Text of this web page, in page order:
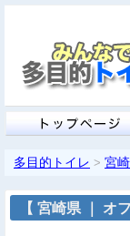
多目的トイレ > 宮
【 宮崎県 ｜ オ